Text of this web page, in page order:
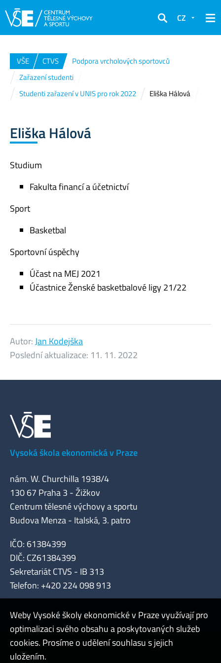
Hledat
CZ
VŠE CTVS
Podpora vrcholových sportovců
Zařazení studenti
Studenti zařazení v UNIS pro rok 2022
Eliška Hálová
Eliška Hálová
Studium
Fakulta financí a účetnictví
Sport
Basketbal
Sportovní úspěchy
Účast na MEJ 2021
Účastnice Ženské basketbalové ligy 21/22
Autor:Jan Kodejška
Poslední aktualizace: 11. 11. 2022
Vysoká škola ekonomická v Praze
nám. W. Churchilla 1938/4
130 67 Praha 3 - Žižkov
Centrum tělesné výchovy a sportu
Budova Menza - Italská, 3. patro
IČO: 61384399
DIČ: CZ61384399
Sekretariát CTVS - IB 313
Telefon: +420 224 098 913
Admin
Weby Vysoké školy ekonomické v Praze využívají pro
optimalizaci svého obsahu a poskytovaných služeb
cookies. Prosíme o udělení souhlasu s jejich
uložením.